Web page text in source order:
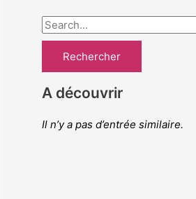
R
e
e
r
A découvrir
Il n’y a pas d’entrée similaire.